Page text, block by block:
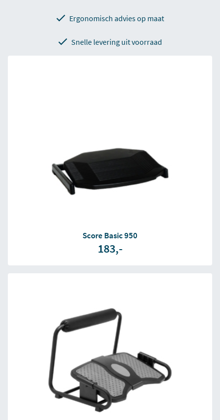
Ergonomisch advies op maat
Snelle levering uit voorraad
Score Basic 950
183,-